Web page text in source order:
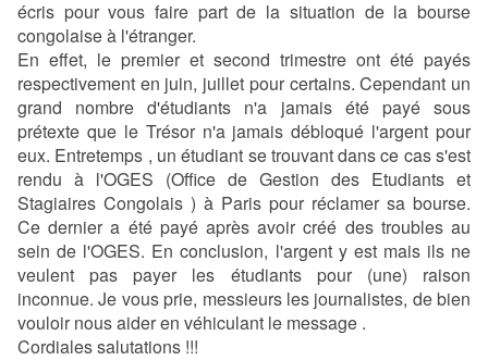
écris pour vous faire part de la situation de la bourse
congolaise à l'étranger.
En effet, le premier et second trimestre ont été payés
respectivement en juin, juillet pour certains. Cependant un
grand nombre d'étudiants n'a jamais été payé sous
prétexte que le Trésor n'a jamais débloqué l'argent pour
eux. Entretemps , un étudiant se trouvant dans ce cas s'est
rendu à l'OGES (Office de Gestion des Etudiants et
Stagiaires Congolais ) à Paris pour réclamer sa bourse.
Ce dernier a été payé après avoir créé des troubles au
sein de l'OGES. En conclusion, l'argent y est mais ils ne
veulent pas payer les étudiants pour (une) raison
inconnue. Je vous prie, messieurs les journalistes, de bien
vouloir nous aider en véhiculant le message .
Cordiales salutations !!!